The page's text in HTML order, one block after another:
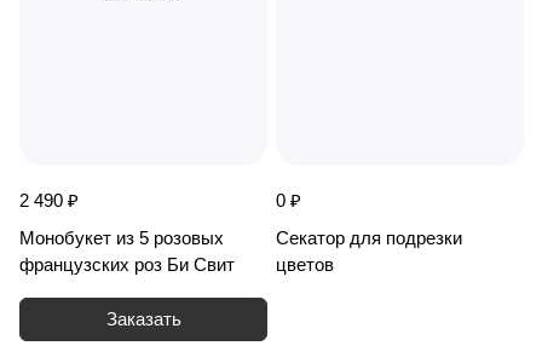
2 490 ₽
Монобукет из 5 розовых
французских роз Би Свит
Заказать
0 ₽
Секатор для подрезки
цветов